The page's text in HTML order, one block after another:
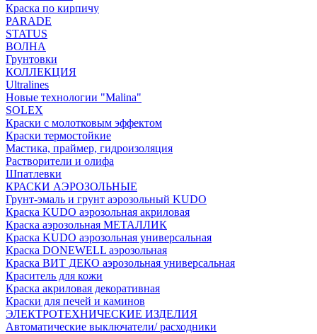
Краска по кирпичу
PARADE
STATUS
ВОЛНА
Грунтовки
КОЛЛЕКЦИЯ
Ultralines
Новые технологии "Malina"
SOLEX
Краски с молотковым эффектом
Краски термостойкие
Мастика, праймер, гидроизоляция
Растворители и олифа
Шпатлевки
КРАСКИ АЭРОЗОЛЬНЫЕ
Грунт-эмаль и грунт аэрозольный KUDO
Краска KUDO аэрозольная акриловая
Краска аэрозольная МЕТАЛЛИК
Краска KUDO аэрозольная универсальная
Краска DONEWELL аэрозольная
Краска ВИТ ДЕКО аэрозольная универсальная
Краситель для кожи
Краска акриловая декоративная
Краски для печей и каминов
ЭЛЕКТРОТЕХНИЧЕСКИЕ ИЗДЕЛИЯ
Автоматические выключатели/ расходники